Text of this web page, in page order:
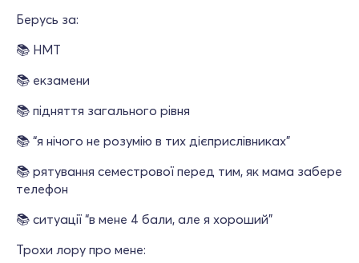
Берусь за:
📚 НМТ
📚 екзамени
📚 підняття загального рівня
📚 “я нічого не розумію в тих дієприслівниках”
📚 рятування семестрової перед тим, як мама забере
телефон
📚 ситуації “в мене 4 бали, але я хороший”
Трохи лору про мене: